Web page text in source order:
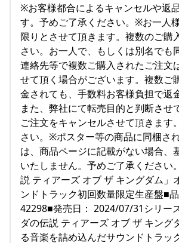
※お客様都合によるキャンセルや返
す。予めご了承ください。※お一人
限りとさせて頂きます。複数のご購
さい。お一人で、もしくは別名でも
連絡先等で複数ご購入されたご注文
せて頂く場合がございます。複数ご
金されても、手数料お客様負担で返
また、弊社にて転売目的と判断させ
ご注文をキャンセルさせて頂きます
さい。※ポスター等の商品に同梱さ
は、商品ページに記載がない場合、
いたしません。予めご了承ください
説 ティアーズ オブ ザ キングダム」
ンドトラック初回数量限定生産盤■
42298■発売日： 2024/07/31シリー
ダの伝説 ティアーズ オブ ザ キング
る音楽を詰め込んだサウンドトラッ